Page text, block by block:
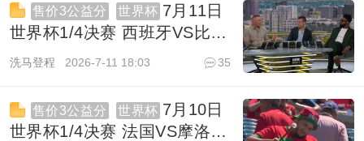
售价3公益分 世界杯 7月11日
世界杯1/4决赛 西班牙VS比利
时 1080P 英语 BBC HD
洗马登程 2026-7-11 18:03
35
售价3公益分 世界杯 7月10日
世界杯1/4决赛 法国VS摩洛哥